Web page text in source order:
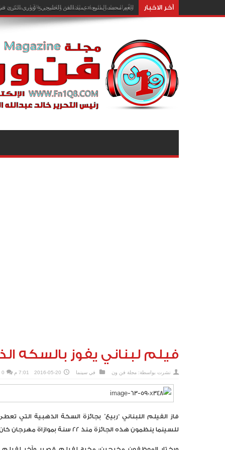
آخر الاخبار وقّع المجلس الوطني للثقافة والفنون والآداب مذكرة
فيلم لبناني يفوز بالسكه
نشرت بواسطة: مجلة فن ون في سينما 2016-05-20 7:01 م 0
فاز الفيلم اللبناني “ربيع” بجائزة السكة الذهبية
للسينما ينظمون هذه الجائزة منذ 22 سنة بموازاة مهرجان كان.